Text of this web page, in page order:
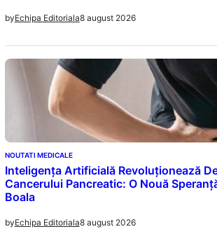
byEchipa Editoriala8 august 2026
NOUTATI MEDICALE
Inteligența Artificială Revoluționează
Cancerului Pancreatic: O Nouă
Boala
byEchipa Editoriala8 august 2026